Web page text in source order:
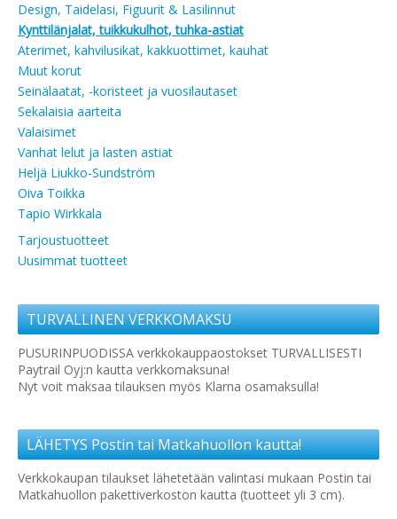
Design, Taidelasi, Figuurit & Lasilinnut
Kynttilänjalat, tuikkukulhot, tuhka-astiat
Aterimet, kahvilusikat, kakkuottimet, kauhat
Muut korut
Seinälaatat, -koristeet ja vuosilautaset
Sekalaisia aarteita
Valaisimet
Vanhat lelut ja lasten astiat
Heljä Liukko-Sundström
Oiva Toikka
Tapio Wirkkala
Tarjoustuotteet
Uusimmat tuotteet
TURVALLINEN VERKKOMAKSU
PUSURINPUODISSA verkkokauppaostokset TURVALLISESTI
Paytrail Oyj:n kautta verkkomaksuna!
Nyt voit maksaa tilauksen myös Klarna osamaksulla!
LÄHETYS Postin tai Matkahuollon kautta!
Verkkokaupan tilaukset lähetetään valintasi mukaan Postin tai
Matkahuollon pakettiverkoston kautta (tuotteet yli 3 cm).